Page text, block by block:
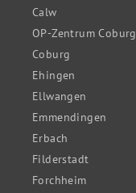
Calw
OP-Zentrum Coburg
Coburg
Ehingen
Ellwangen
Emmendingen
Erbach
Filderstadt
Forchheim